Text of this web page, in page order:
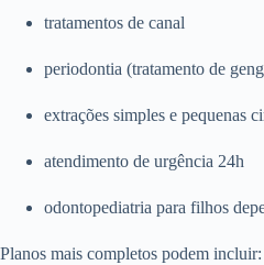
tratamentos de canal
periodontia (tratamento de
extrações simples e pequenas
atendimento de urgência 24h
odontopediatria para filhos
Planos mais completos podem incluir: